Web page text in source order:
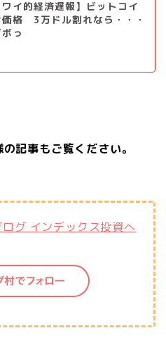
ワイ的経済遅報】ビットコイ
価格 3万ドル割れなら・・・
っ
記事もご覧ください。